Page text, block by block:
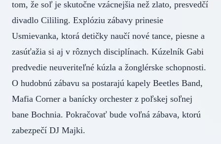
tom, že soľ je skutočne vzácnejšia než zlato, presvedčí
divadlo Cililing. Explóziu zábavy prinesie
Usmievanka, ktorá detičky naučí nové tance, piesne a
zasúťažia si aj v rôznych disciplínach. Kúzelník Gabi
predvedie neuveriteľné kúzla a žonglérske schopnosti.
O hudobnú zábavu sa postarajú kapely Beetles Band,
Mafia Corner a banícky orchester z poľskej soľnej
bane Bochnia. Pokračovať bude voľná zábava, ktorú
zabezpečí DJ Majki.